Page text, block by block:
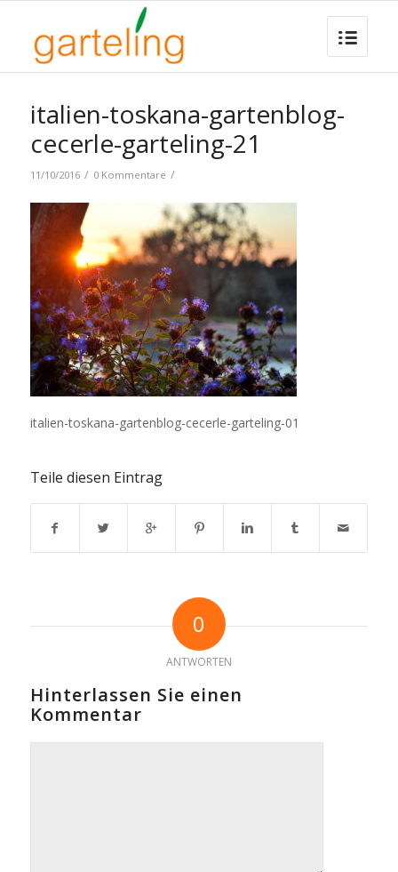
italien-toskana-gartenblog-
cecerle-garteling-21
11/10/2016 / 0 Kommentare /
italien-toskana-gartenblog-cecerle-garteling-01
Teile diesen Eintrag
0
ANTWORTEN
Hinterlassen Sie einen
Kommentar